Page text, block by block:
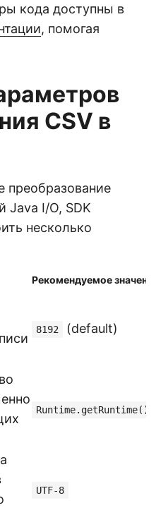
кода доступны в
, помогая
CSV в
преобразование
Java I/O, SDK
несколько
Рекомендуемое
8192 (default)
UTF-8